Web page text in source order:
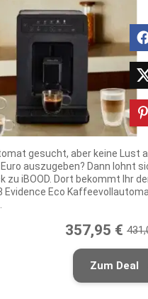
gesucht, aber keine Lust
auszugeben? Dann lohnt
zu iBOOD. Dort bekommt Ihr
Evidence Eco
357,95 €
Zum Deal